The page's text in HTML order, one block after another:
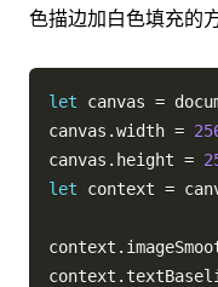
色描边加白色填充的
let canvas =
canvas .width =
canvas . height =
let context =
context .
context .